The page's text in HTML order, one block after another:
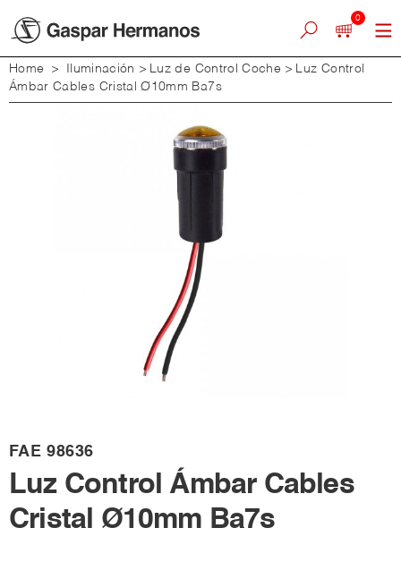
0
Home > Iluminación > Luz de Control Coche > Luz Control
Ámbar Cables Cristal Ø10mm Ba7s
FAE 98636
Luz Control Ámbar Cables
Cristal Ø10mm Ba7s